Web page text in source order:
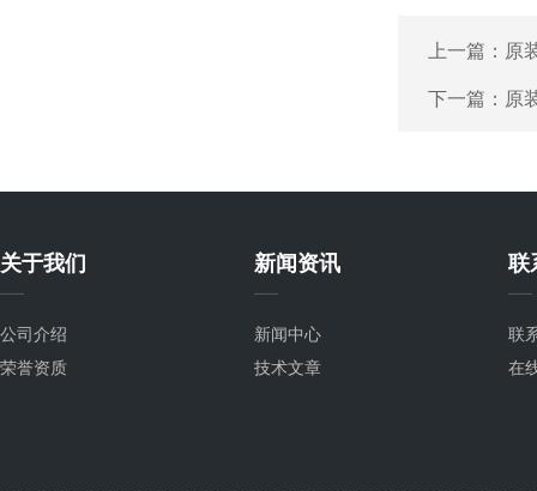
上一篇： 原
下一篇： 原
关于我们
公司介绍
荣誉资质
新闻资讯
新闻中心
技术文章
联
联
在